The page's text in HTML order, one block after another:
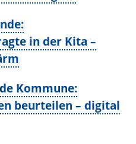
in der Kita –
Kommune:
beurteilen – digital